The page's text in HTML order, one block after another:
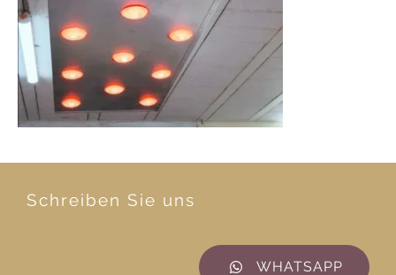
Schreiben Sie uns
WHATSAPP